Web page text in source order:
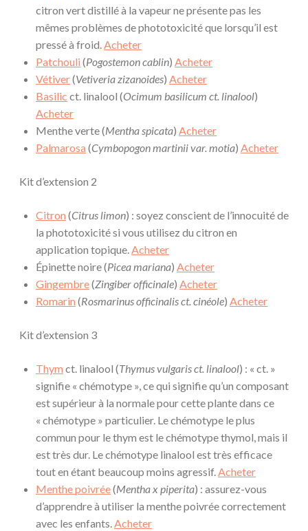
citron vert distillé à la vapeur ne présente pas les
mêmes problèmes de phototoxicité que lorsqu’il est
pressé à froid. Acheter
Patchouli (Pogostemon cablin) Acheter
Vétiver(Vetiveria zizanoides) Acheter
Basilic ct. linalool (Ocimum basilicum ct. linalool)
Acheter
Menthe verte (Mentha spicata) Acheter
Palmarosa (Cymbopogon martinii var. motia) Acheter
Kit d’extension 2
Citron (Citrus limon) : soyez conscient de l’innocuité de
la phototoxicité si vous utilisez du citron en
application topique. Acheter
Épinette noire (Picea mariana) Acheter
Gingembre(Zingiber officinale) Acheter
Romarin (Rosmarinus officinalis ct. cinéole) Acheter
Kit d’extension 3
Thym ct. linalool (Thymus vulgaris ct. linalool) : « ct. »
signifie « chémotype », ce qui signifie qu’un composant
est supérieur à la normale pour cette plante dans ce
« chémotype » particulier. Le chémotype le plus
commun pour le thym est le chémotype thymol, mais il
est très dur. Le chémotype linalool est très efficace
tout en étant beaucoup moins agressif. Acheter
Menthe poivrée(Mentha x piperita) : assurez-vous
d’apprendre à utiliser la menthe poivrée correctement
avec les enfants. Acheter